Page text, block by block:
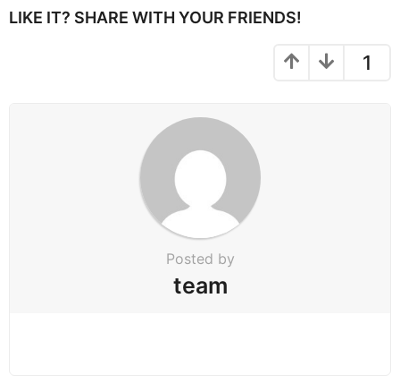
P
LIKE IT? SHARE WITH YOUR FRIENDS!
1
Posted by
team